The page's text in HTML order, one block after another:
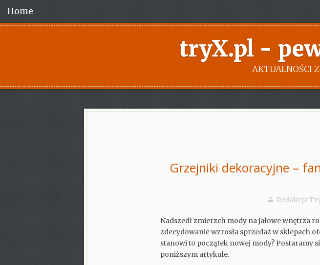
Home
tryX.pl -
AKTUALNOŚCI
Grzejniki dekoracyjne –
Redakcja
Nadszedł zmierzch mody na jałowe wnętrza
zdecydowanie wzrosła sprzedaż w sklepach
stanowi to początek nowej mody? Postaramy
poniższym artykule.